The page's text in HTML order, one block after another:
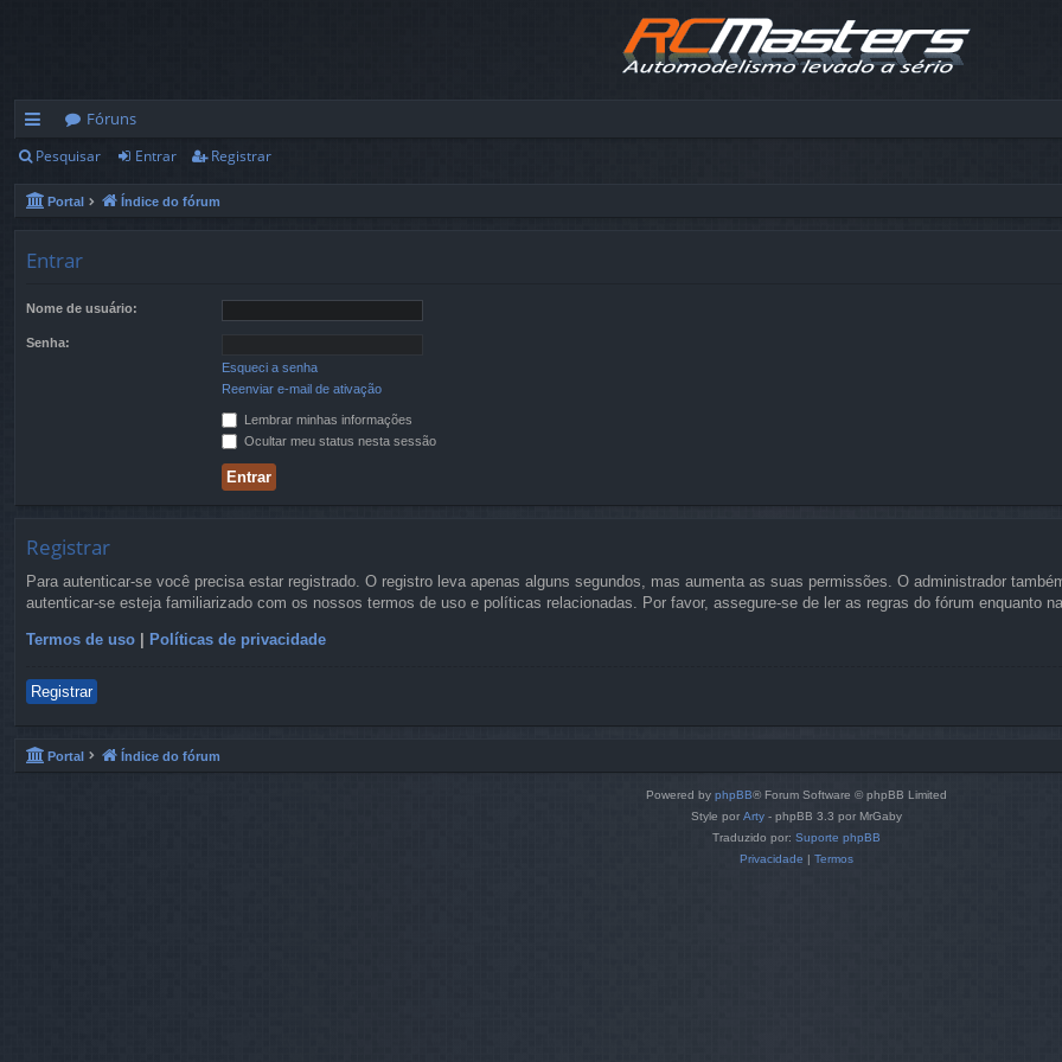
in
ks
pi
d
os
Fóruns
Pesquisar Entrar Registrar
Portal Índice do fórum
Entrar
Nome de usuário:
Senha:
Esqueci a senha
Reenviar e-mail de ativação
Lembrar minhas informações
Ocultar meu status nesta sessão
Registrar
Para autenticar-se você precisa estar registrado. O registro leva apenas alguns segundos, mas aumenta as suas permissões. O administrador
autenticar-se esteja familiarizado com os nossos termos de uso e políticas relacionadas. Por favor, assegure-se de ler as regras do fórum enquanto
Termos de uso | Políticas de privacidade
Registrar
Portal Índice do fórum
Powered by phpBB® Forum Software © phpBB Limited
Style por Arty - phpBB 3.3 por MrGaby
Traduzido por: Suporte phpBB
Privacidade | Termos